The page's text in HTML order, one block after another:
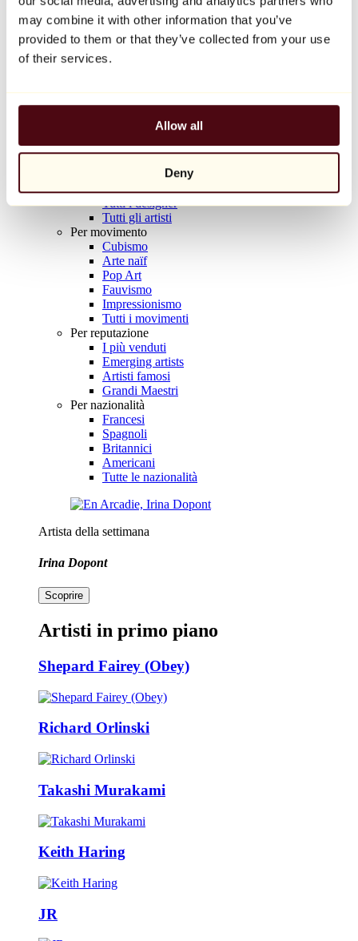
may combine it with other information that you’ve
provided to them or that they’ve collected from your use
of their services.
Allow all
Deny
Balloon Dog (Orange)
Jeff Koons
10.000 €
Artisti
Tutti i pittori
Tutti i fotografi
Tutti i disegnatori
Tutti i designer
Tutti gli artisti
Per movimento
Cubismo
Arte naïf
Pop Art
Fauvismo
Impressionismo
Tutti i movimenti
Per reputazione
I più venduti
Emerging artists
Artisti famosi
Grandi Maestri
Per nazionalità
Francesi
Spagnoli
Britannici
Americani
Tutte le nazionalità
Artista della settimana
Irina Dopont
Scoprire
Artisti in primo piano
Shepard Fairey (Obey)
Richard Orlinski
Takashi Murakami
Keith Haring
JR